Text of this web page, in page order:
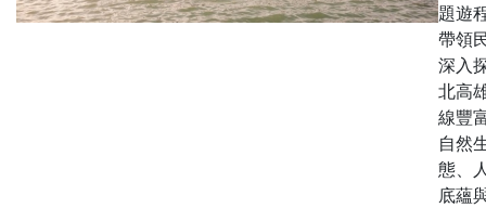
題遊
帶領
深入
北高
線豐
自然
態、
底蘊